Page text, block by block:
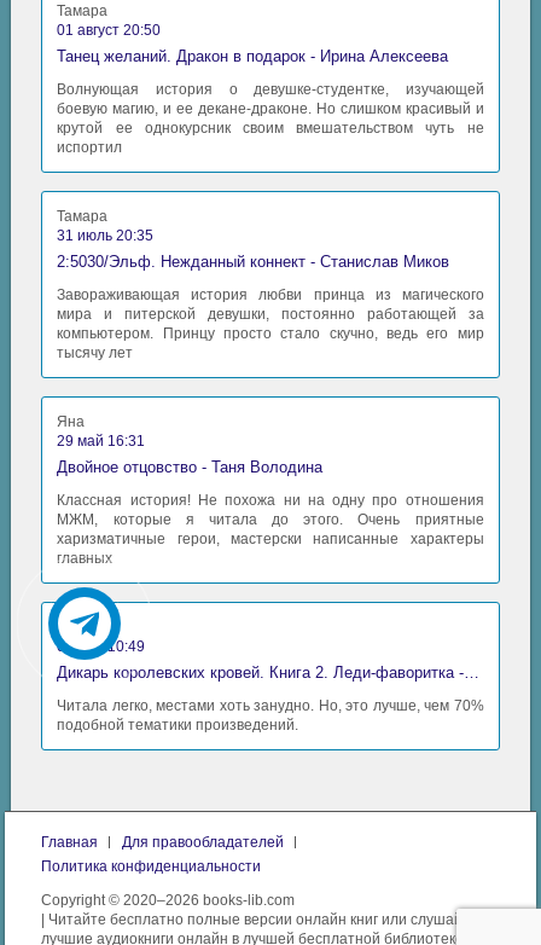
Тамара
01 август 20:50
Танец желаний. Дракон в подарок - Ирина Алексеева
Волнующая история о девушке-студентке, изучающей
боевую магию, и ее декане-драконе. Но слишком красивый и
крутой ее однокурсник своим вмешательством чуть не
испортил
Тамара
31 июль 20:35
2:5030/Эльф. Нежданный коннект - Станислав Миков
Завораживающая история любви принца из магического
мира и питерской девушки, постоянно работающей за
компьютером. Принцу просто стало скучно, ведь его мир
тысячу лет
Яна
29 май 16:31
Двойное отцовство - Таня Володина
Классная история! Не похожа ни на одну про отношения
МЖМ, которые я читала до этого. Очень приятные
харизматичные герои, мастерски написанные характеры
главных
Аида
06 май 10:49
Читала легко, местами хоть занудно. Но, это лучше, чем 70%
подобной тематики произведений.
Главная
Для правообладателей
Политика конфиденциальности
Copyright © 2020–2026 books-lib.com
| Читайте бесплатно полные версии онлайн книг или слушайте
лучшие аудиокниги онлайн в лучшей бесплатной библиотеке.